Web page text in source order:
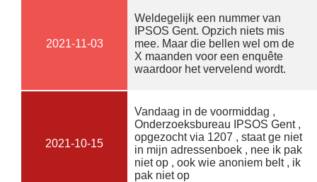
2021-11-03
Weldegelijk een nummer van
IPSOS Gent. Opzich niets mis
mee. Maar die bellen wel om de
X maanden voor een enquête
waardoor het vervelend wordt.
2021-10-15
Vandaag in de voormiddag ,
Onderzoeksbureau IPSOS Gent ,
opgezocht via 1207 , staat ge niet
in mijn adressenboek , nee ik pak
niet op , ook wie anoniem belt , ik
pak niet op